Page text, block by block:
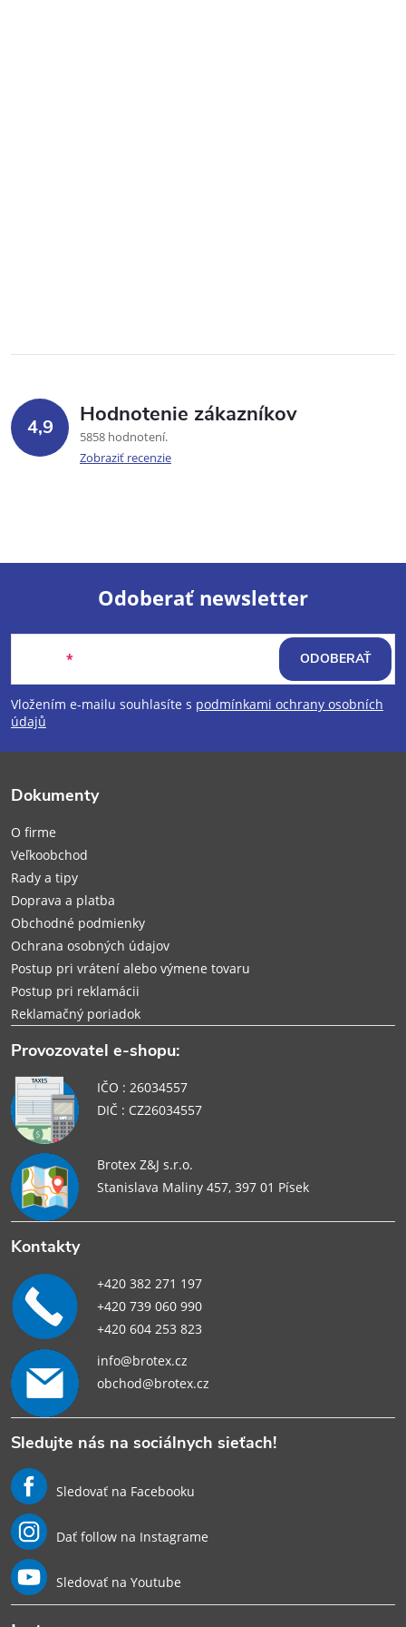
4,9 Hodnotenie zákazníkov
5858 hodnotení
Zobraziť recenzie
Z
á
p
e
Odoberať newsletter
Vložením e-mailu souhlasíte s podmínkami ochrany osobních
údajů
ODOBERAŤ
Dokumenty
O firme
Veľkoobchod
Rady a tipy
Doprava a platba
Obchodné podmienky
Ochrana osobných údajov
Postup pri vrátení alebo výmene tovaru
Postup pri reklamácii
Reklamačný poriadok
Provozovatel e-shopu:
IČO : 26034557
DIČ : CZ26034557
Brotex Z&J s.r.o.
Stanislava Maliny 457, 397 01 Písek
Kontakty
+420 382 271 197
+420 739 060 990
+420 604 253 823
info@brotex.cz
obchod@brotex.cz
Sledujte nás na sociálnych sieťach!
Sledovať na Facebooku
Dať follow na Instagrame
Sledovať na Youtube